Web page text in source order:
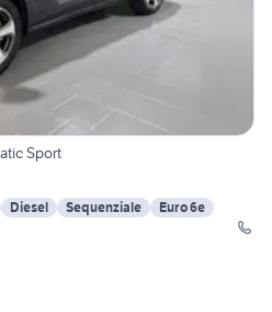
Sport
Diesel Sequenziale
Euro 6e